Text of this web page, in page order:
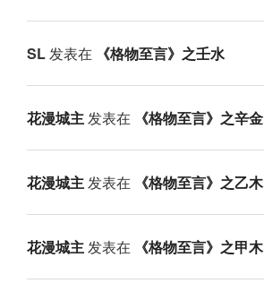
SL发表在 《格物至言》之壬水
花漫城主发表在 《格物至言》之辛金
花漫城主发表在 《格物至言》之乙木
花漫城主发表在 《格物至言》之甲木